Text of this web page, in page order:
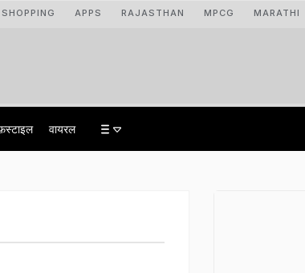
SHOPPING APPS RAJASTHAN MPCG MARATHI
वायरल